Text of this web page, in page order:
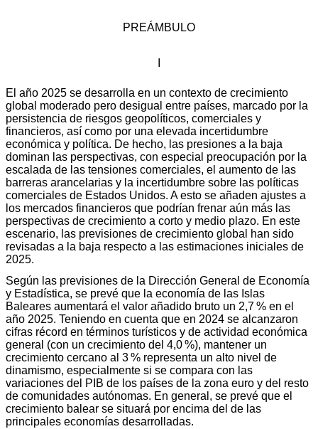
PREÁMBULO
El año 2025 se desarrolla en un contexto de crecimiento
global moderado pero desigual entre países, marcado por la
persistencia de riesgos geopolíticos, comerciales y
financieros, así como por una elevada incertidumbre
económica y política. De hecho, las presiones a la baja
dominan las perspectivas, con especial preocupación por la
escalada de las tensiones comerciales, el aumento de las
barreras arancelarias y la incertidumbre sobre las políticas
comerciales de Estados Unidos. A esto se añaden ajustes a
los mercados financieros que podrían frenar aún más las
perspectivas de crecimiento a corto y medio plazo. En este
escenario, las previsiones de crecimiento global han sido
revisadas a la baja respecto a las estimaciones iniciales de
2025.
Según las previsiones de la Dirección General de Economía
y Estadística, se prevé que la economía de las Islas
Baleares aumentará el valor añadido bruto un 2,7 % en el
año 2025. Teniendo en cuenta que en 2024 se alcanzaron
cifras récord en términos turísticos y de actividad económica
general (con un crecimiento del 4,0 %), mantener un
crecimiento cercano al 3 % representa un alto nivel de
dinamismo, especialmente si se compara con las
variaciones del PIB de los países de la zona euro y del resto
de comunidades autónomas. En general, se prevé que el
crecimiento balear se situará por encima del de las
principales economías desarrolladas.